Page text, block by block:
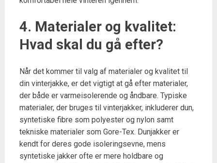
4. Materialer og kvalitet:
Hvad skal du gå efter?
Når det kommer til valg af materialer og kvalitet til
din vinterjakke, er det vigtigt at gå efter materialer,
der både er varmeisolerende og åndbare. Typiske
materialer, der bruges til vinterjakker, inkluderer dun,
syntetiske fibre som polyester og nylon samt
tekniske materialer som Gore-Tex. Dunjakker er
kendt for deres gode isoleringsevne, mens
syntetiske jakker ofte er mere holdbare og